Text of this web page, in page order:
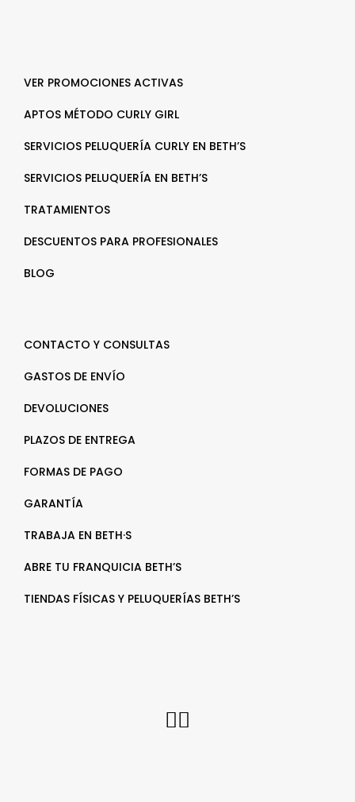
VER PROMOCIONES ACTIVAS
APTOS MÉTODO CURLY GIRL
SERVICIOS PELUQUERÍA CURLY EN BETH’S
SERVICIOS PELUQUERÍA EN BETH’S
TRATAMIENTOS
DESCUENTOS PARA PROFESIONALES
BLOG
CONTACTO Y CONSULTAS
GASTOS DE ENVÍO
DEVOLUCIONES
PLAZOS DE ENTREGA
FORMAS DE PAGO
GARANTÍA
TRABAJA EN BETH·S
ABRE TU FRANQUICIA BETH’S
TIENDAS FÍSICAS Y PELUQUERÍAS BETH’S